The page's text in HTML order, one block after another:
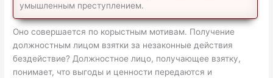
умышленным преступлением.
Оно совершается по корыстным мотивам. Получение
должностным лицом взятки за незаконные действия
бездействие? Должностное лицо, получающее взятку,
понимает, что выгоды и ценности передаются и